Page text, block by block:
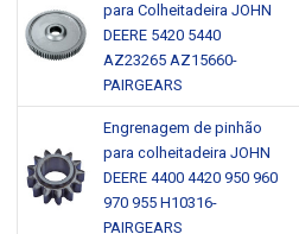
para Colheitadeira JOHN
DEERE 5420 5440
AZ23265 AZ15660-
PAIRGEARS
Engrenagem de pinhão
para colheitadeira JOHN
DEERE 4400 4420 950 960
970 955 H10316-
PAIRGEARS